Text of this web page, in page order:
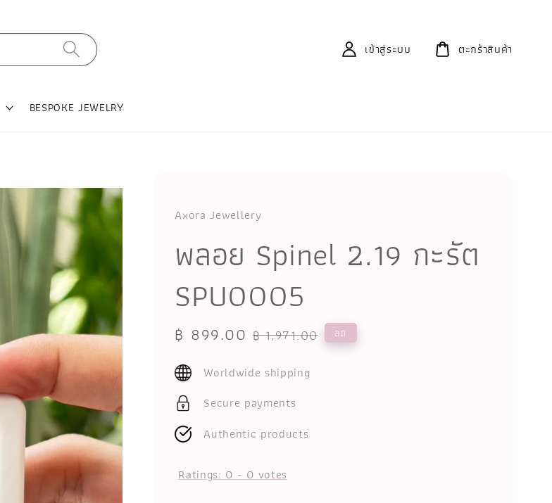
BESPOKE JEWELRY
เข้าสู่ระบบ ตะกร้าสินค้า
Axora Jewellery
พลอย Spinel 2.19 กะรัต
SPU0005
Sale
price
฿ 899.00 Regular
฿ 1,971.00 ลด
Worldwide shipping
Secure payments
Authentic products
Ratings:0-0votes